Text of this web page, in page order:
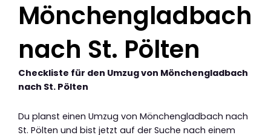
Mönchengladbach
nach St. Pölten
Checkliste für den Umzug von Mönchengladbach
nach St. Pölten
Du planst einen Umzug von Mönchengladbach nach
St. Pölten und bist jetzt auf der Suche nach einem